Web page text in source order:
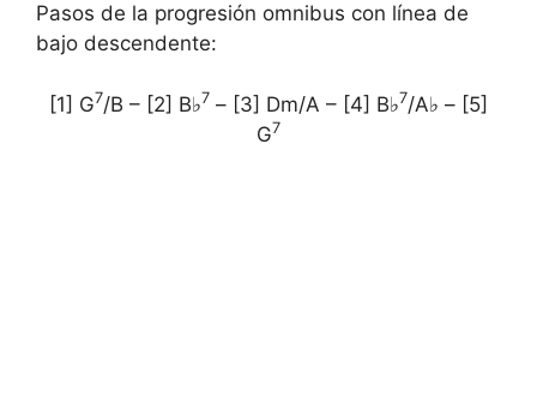
Pasos de la progresión omnibus con línea de
bajo descendente:
[1] G7/B – [2] B♭7 – [3] Dm/A – [4] B♭7/A♭ – [5]
G7